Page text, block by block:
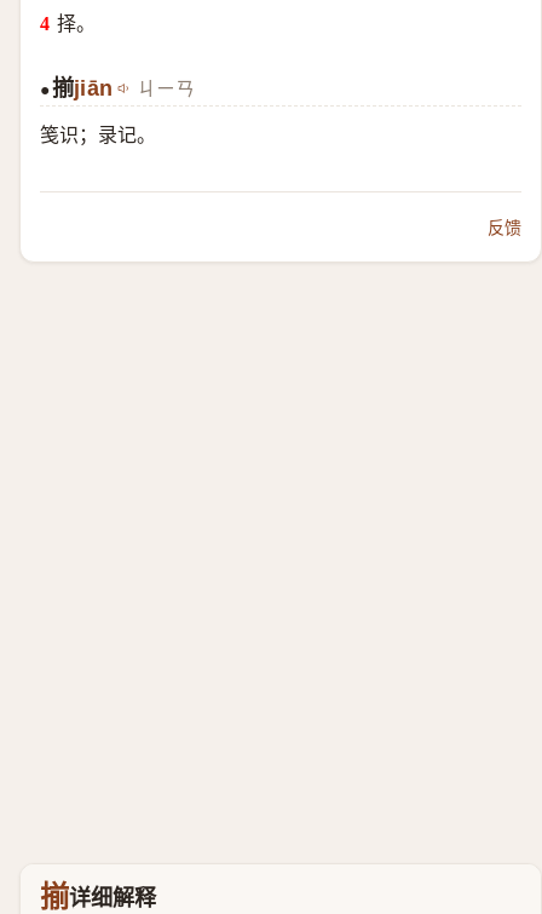
择。
●揃jiān ㄐㄧㄢ
笺识；录记。
反馈
揃详细解释